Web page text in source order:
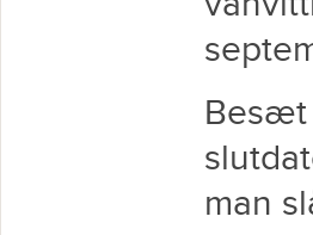
Besæt
man